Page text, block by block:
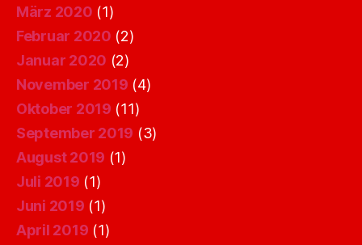
März 2020 (1)
Februar 2020 (2)
Januar 2020 (2)
November 2019 (4)
Oktober 2019 (11)
September 2019 (3)
August 2019 (1)
Juli 2019 (1)
Juni 2019 (1)
April 2019 (1)